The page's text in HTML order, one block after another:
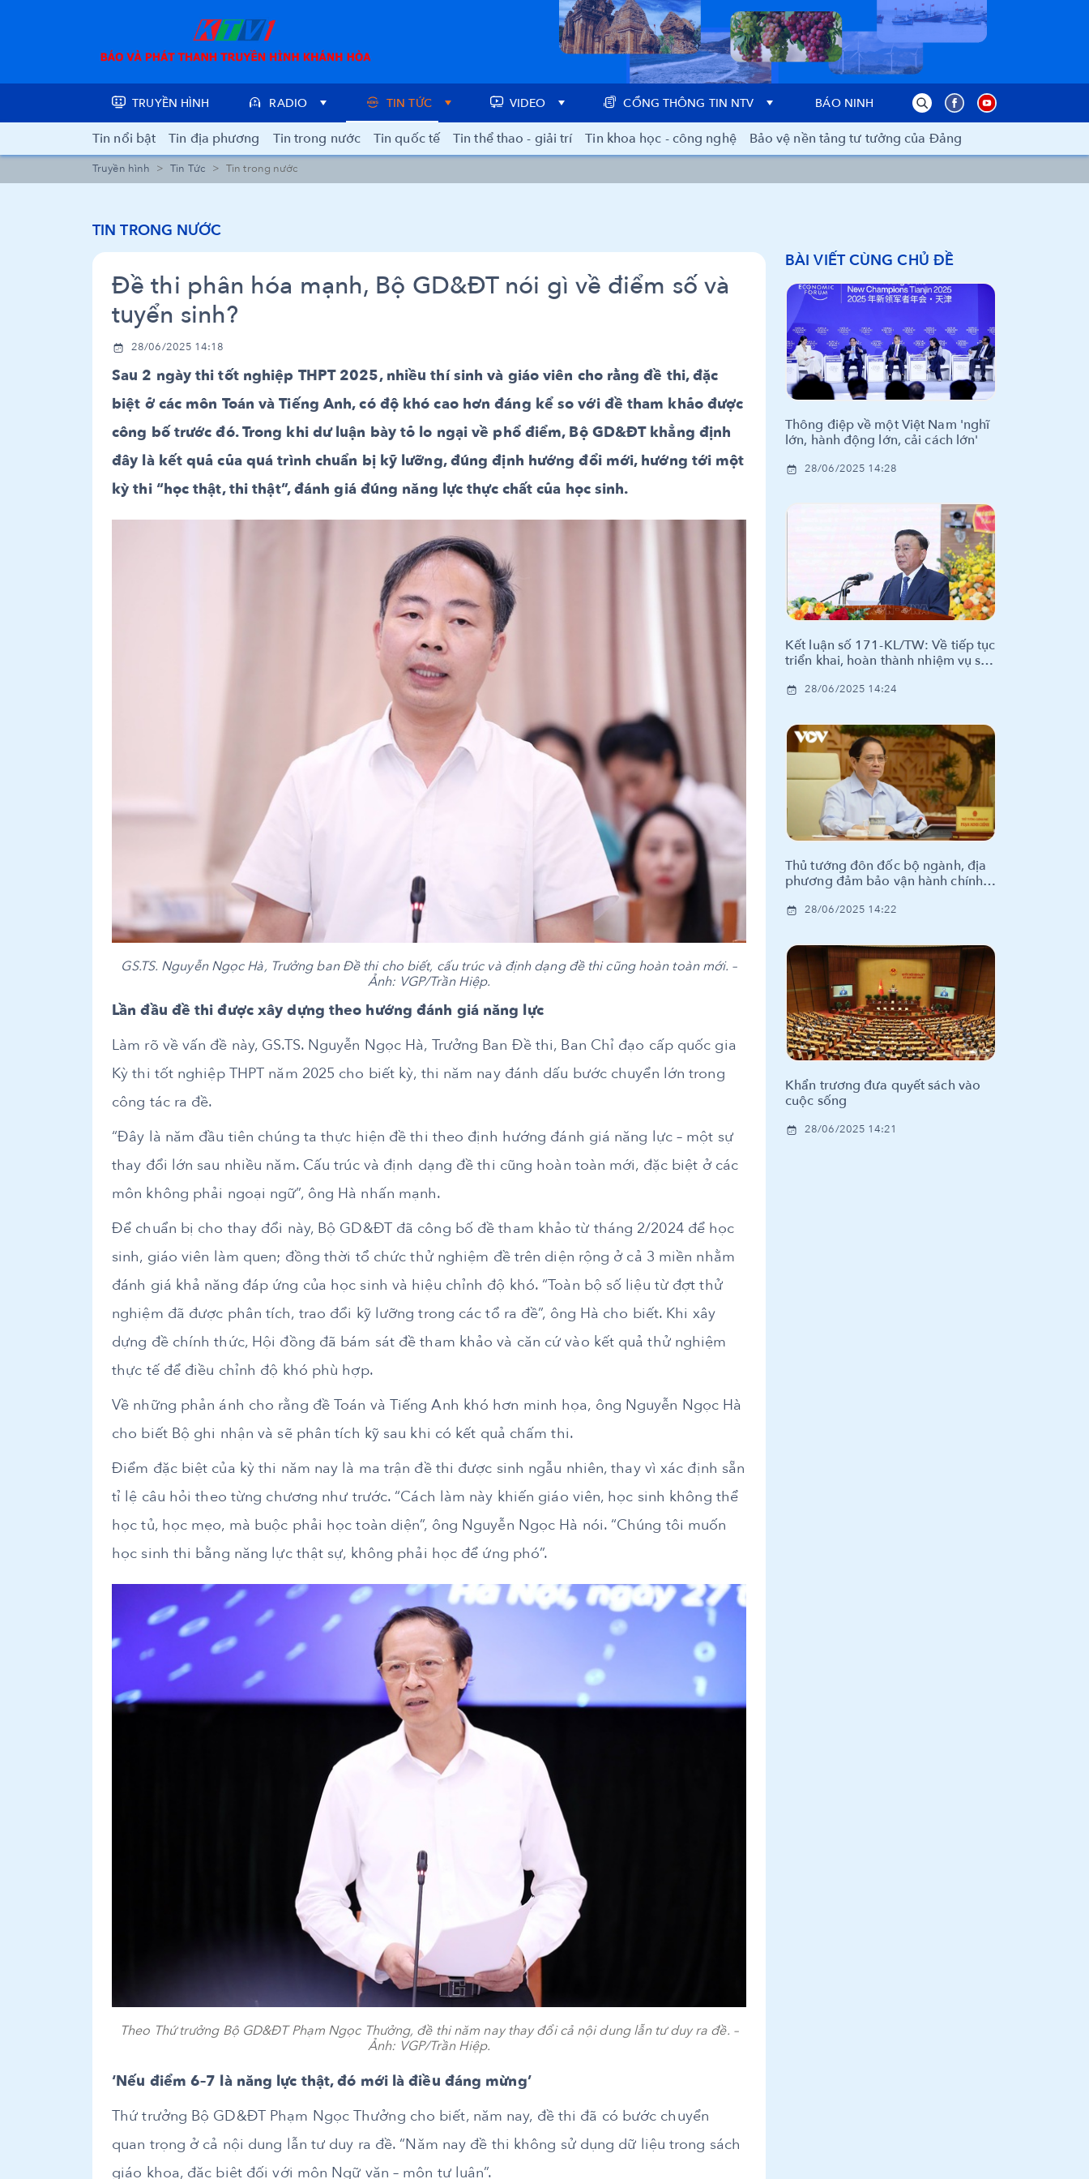
TRUYỀN HÌNH RADIO TIN TỨC VIDEO CỔNG THÔNG TIN NTV BÁO NINH THUẬN
Tin nổi bật Tin địa phương Tin trong nước Tin quốc tế Tin thể thao - giải trí Tin khoa học - công nghệ Bảo vệ nền tảng tư tưởng của Đảng
Truyền hình Tin Tức Tin trong nước
TIN TRONG NƯỚC
Đề thi phân hóa mạnh, Bộ GD&ĐT nói gì về điểm số và
tuyển sinh?
28/06/2025 14:18
Sau 2 ngày thi tốt nghiệp THPT 2025, nhiều thí sinh và giáo viên cho rằng đề thi, đặc
biệt ở các môn Toán và Tiếng Anh, có độ khó cao hơn đáng kể so với đề tham khảo được
công bố trước đó. Trong khi dư luận bày tỏ lo ngại về phổ điểm, Bộ GD&ĐT khẳng định
đây là kết quả của quá trình chuẩn bị kỹ lưỡng, đúng định hướng đổi mới, hướng tới một
kỳ thi “học thật, thi thật”, đánh giá đúng năng lực thực chất của học sinh.
GS.TS. Nguyễn Ngọc Hà, Trưởng ban Đề thi cho biết, cấu trúc và định dạng đề thi cũng hoàn toàn mới. –
Ảnh: VGP/Trần Hiệp.
Lần đầu đề thi được xây dựng theo hướng đánh giá năng lực
Làm rõ về vấn đề này, GS.TS. Nguyễn Ngọc Hà, Trưởng Ban Đề thi, Ban Chỉ đạo cấp quốc gia
Kỳ thi tốt nghiệp THPT năm 2025 cho biết kỳ, thi năm nay đánh dấu bước chuyển lớn trong
công tác ra đề.
“Đây là năm đầu tiên chúng ta thực hiện đề thi theo định hướng đánh giá năng lực – một sự
thay đổi lớn sau nhiều năm. Cấu trúc và định dạng đề thi cũng hoàn toàn mới, đặc biệt ở các
môn không phải ngoại ngữ”, ông Hà nhấn mạnh.
Để chuẩn bị cho thay đổi này, Bộ GD&ĐT đã công bố đề tham khảo từ tháng 2/2024 để học
sinh, giáo viên làm quen; đồng thời tổ chức thử nghiệm đề trên diện rộng ở cả 3 miền nhằm
đánh giá khả năng đáp ứng của học sinh và hiệu chỉnh độ khó. “Toàn bộ số liệu từ đợt thử
nghiệm đã được phân tích, trao đổi kỹ lưỡng trong các tổ ra đề”, ông Hà cho biết. Khi xây
dựng đề chính thức, Hội đồng đã bám sát đề tham khảo và căn cứ vào kết quả thử nghiệm
thực tế để điều chỉnh độ khó phù hợp.
Về những phản ánh cho rằng đề Toán và Tiếng Anh khó hơn minh họa, ông Nguyễn Ngọc Hà
cho biết Bộ ghi nhận và sẽ phân tích kỹ sau khi có kết quả chấm thi.
Điểm đặc biệt của kỳ thi năm nay là ma trận đề thi được sinh ngẫu nhiên, thay vì xác định sẵn
tỉ lệ câu hỏi theo từng chương như trước. “Cách làm này khiến giáo viên, học sinh không thể
học tủ, học mẹo, mà buộc phải học toàn diện”, ông Nguyễn Ngọc Hà nói. “Chúng tôi muốn
học sinh thi bằng năng lực thật sự, không phải học để ứng phó”.
Theo Thứ trưởng Bộ GD&ĐT Phạm Ngọc Thưởng, đề thi năm nay thay đổi cả nội dung lẫn tư duy ra đề. –
Ảnh: VGP/Trần Hiệp.
‘Nếu điểm 6–7 là năng lực thật, đó mới là điều đáng mừng’
Thứ trưởng Bộ GD&ĐT Phạm Ngọc Thưởng cho biết, năm nay, đề thi đã có bước chuyển
quan trọng ở cả nội dung lẫn tư duy ra đề. “Năm nay đề thi không sử dụng dữ liệu trong sách
giáo khoa, đặc biệt đối với môn Ngữ văn – môn tự luận”.
BÀI VIẾT CÙNG CHỦ ĐỀ
Thông điệp về một Việt Nam 'nghĩ
lớn, hành động lớn, cải cách lớn'
28/06/2025 14:28
Kết luận số 171-KL/TW: Về tiếp tục
triển khai, hoàn thành nhiệm vụ sắp
chính28/06/2025 14:24
Thủ tướng đôn đốc bộ ngành, địa
phương đảm bảo vận hành chính
28/06/2025 14:22
Khẩn trương đưa quyết sách vào
cuộc sống
28/06/2025 14:21